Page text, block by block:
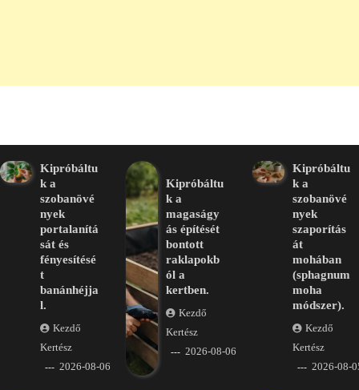
Kipróbáltu
k a
szobanövé
nyek
portalanítá
sát és
fényesítésé
t
banánhéjja
l.
Kezdő
Kertész
2026-08-06
Kipróbáltu
k a
magaságy
ás építését
bontott
raklapokb
ól a
kertben.
Kezdő
Kertész
2026-08-06
Kipróbáltu
k a
szobanövé
nyek
szaporítás
át
mohában
(sphagnum
moha
módszer).
Kezdő
Kertész
2026-08-